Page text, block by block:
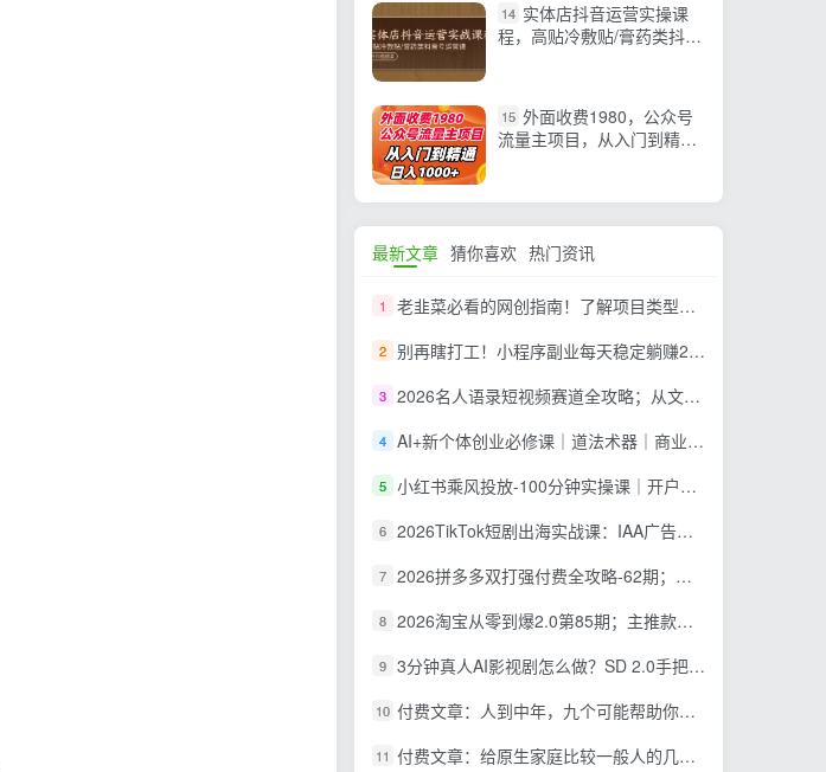
14 实体店抖音运营实操课
程，高贴冷敷贴/膏药类抖音
15 外面收费1980，公众号
流量主项目，从入门到精
最新文章 猜你喜欢 热门资讯
1 老韭菜必看的网创指南！了解项目类型，才能找到好的项目，才能拿到想要的结果
2 别再瞎打工！小程序副业每天稳定躺赚200+
3 2026名人语录短视频赛道全攻略；从文案撰写到声音克隆部署，系统掌握涨粉变现双赢制作技术
4 AI+新个体创业必修课｜道法术器｜商业逻辑·小红书流量·AI智能体｜低成本打造个人变现小生意全套教学
5 小红书乘风投放-100分钟实操课｜开户返点·标准投搭建·莱卡定向，新店建模撬动笔记自然流量全套教学
6 2026TikTok短剧出海实战课：IAA广告分账×IAP付费变现×账号搭建×平台规则×双轨爆发×回款全流程
7 2026拼多多双打强付费全攻略-62期；成本推广加托管双剑合璧，系统讲解7种付费玩法优劣势与选择策略
8 2026淘宝从零到爆2.0第85期；主推款五项高权重初始设置，改销量评晒秒单快速破零积累基础权重
9 3分钟真人AI影视剧怎么做？SD 2.0手把手完整制作流程｜Higgsfield 14天SD 2.0/2.5无限生成
10 付费文章：人到中年，九个可能帮助你延长寿命的习惯
11 付费文章：给原生家庭比较一般人的几点建议，打破阶层局限，实现个人与家族代际向上跃升